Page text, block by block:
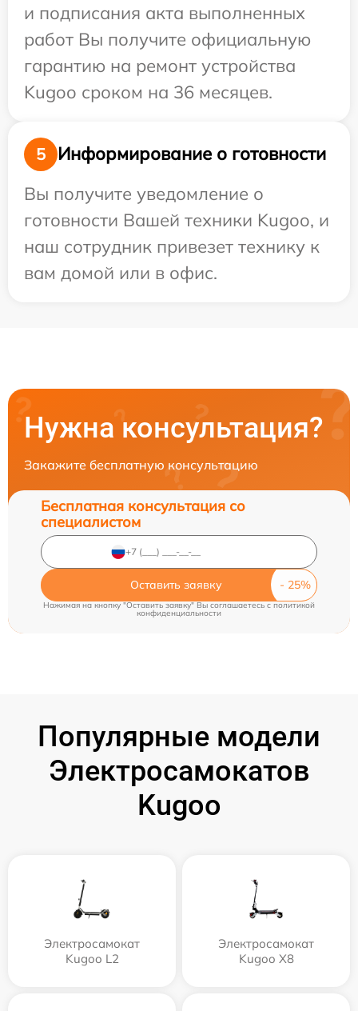
и подписания акта выполненных
работ Вы получите официальную
гарантию на ремонт устройства
Kugoo сроком на 36 месяцев.
5
Информирование о готовности
Вы получите уведомление о
готовности Вашей техники Kugoo, и
наш сотрудник привезет технику к
вам домой или в офис.
Нужна консультация?
Закажите бесплатную консультацию
Бесплатная консультация со
специалистом
Оставить заявку
Нажимая на кнопку "Оставить заявку" Вы соглашаетесь cполитикой
конфиденциальности
Популярные модели
Электросамокатов
Kugoo
Электросамокат
Kugoo L2
Электросамокат
Kugoo X8